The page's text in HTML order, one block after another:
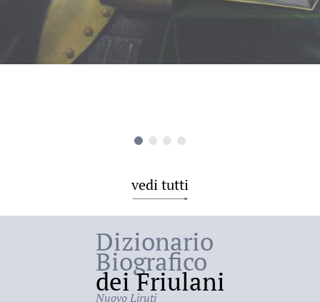
vedi tutti
Dizionario
Biografico
dei Friulani
Nuovo Liruti